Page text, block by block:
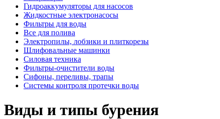
Гидроаккумуляторы для насосов
Жидкостные электронасосы
Фильтры для воды
Все для полива
Электропилы, лобзики и плиткорезы
Шлифовальные машинки
Силовая техника
Фильтры-очистители воды
Сифоны, переливы, трапы
Системы контроля протечки воды
Виды и типы бурения